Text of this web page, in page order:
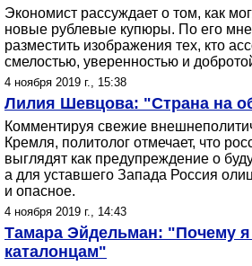
Экономист рассуждает о том, как
новые рублевые купюры. По его
разместить изображения тех, кто
смелостью, уверенностью и
4 ноября 2019 г., 15:38
Лилия Шевцова: "Страна на
Комментируя свежие
Кремля, политолог отмечает, что
выглядят как предупреждение о
а для уставшего Запада Россия
и опасное.
4 ноября 2019 г., 14:43
Тамара Эйдельман: "Почему
каталонцам"